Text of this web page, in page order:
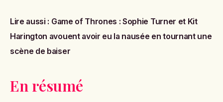
Lire aussi : Game of Thrones : Sophie Turner et Kit
Harington avouent avoir eu la nausée en tournant une
scène de baiser
En résumé